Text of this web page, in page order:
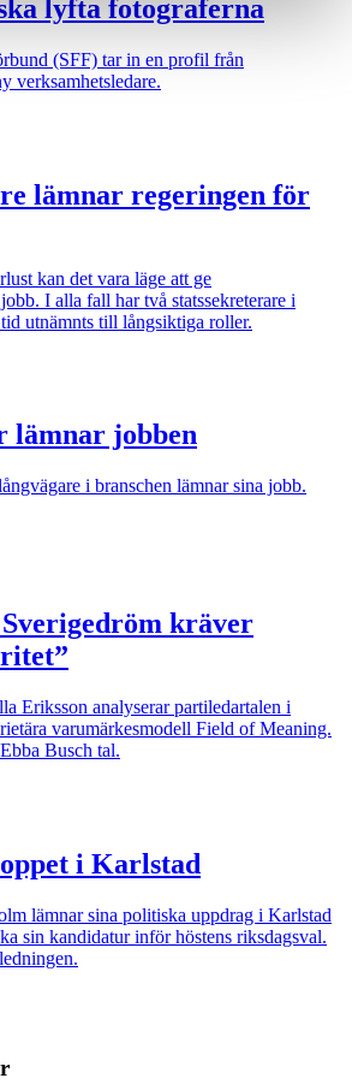
lyfta fotograferna
(SFF) tar in en profil från
verksamhetsledare.
lämnar regeringen för
kan det vara läge att ge
I alla fall har två statssekreterare i
utnämnts till långsiktiga roller.
lämnar jobben
i branschen lämnar sina jobb.
Sverigedröm kräver
Eriksson analyserar partiledartalen i
varumärkesmodell Field of Meaning.
Busch tal.
i Karlstad
lämnar sina politiska uppdrag i Karlstad
sin kandidatur inför höstens riksdagsval.